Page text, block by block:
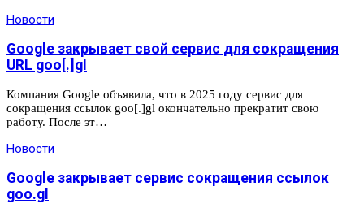
Новости
Google закрывает свой сервис для сокращения
URL goo[.]gl
Компания Google объявила, что в 2025 году сервис для
сокращения ссылок goo[.]gl окончательно прекратит свою
работу. После эт…
Новости
Google закрывает сервис сокращения ссылок
goo.gl